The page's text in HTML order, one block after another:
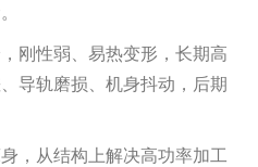
刚性弱、易热变形，长期高
导轨磨损、机身抖动，后期
，从结构上解决高功率加工